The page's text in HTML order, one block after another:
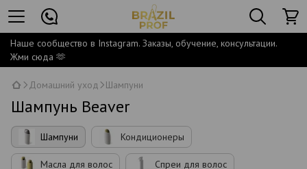
Наше сообщество в Instagram. Заказы, обучение, консультации.
Жми сюда 🫶
Домашний уход Шампуни
Шампунь Beaver
Шампуни Кондиционеры
Масла для волос Спреи для волос